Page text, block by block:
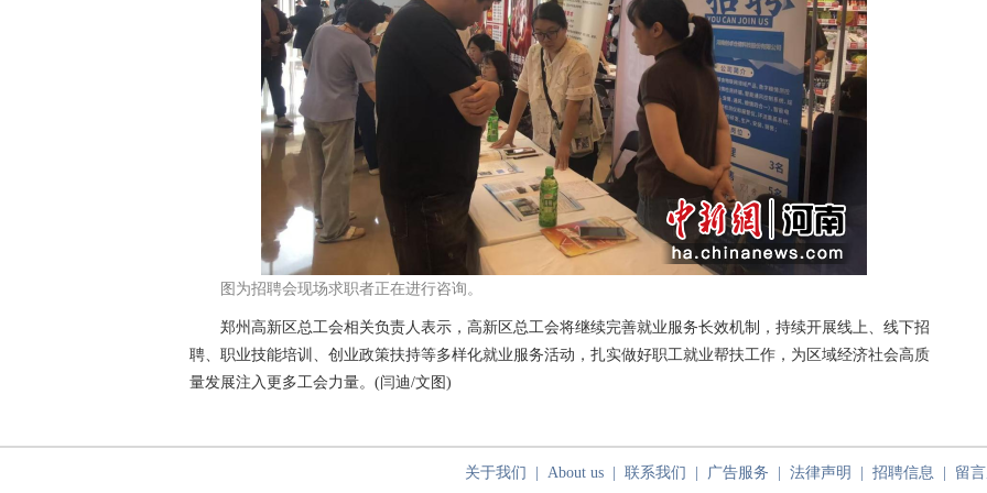
图为招聘会现场求职者正在进行咨询。
郑州高新区总工会相关负责人表示，高新区总工会将继续完善就业服务长效机制，持续开展线上、线下招
聘、职业技能培训、创业政策扶持等多样化就业服务活动，扎实做好职工就业帮扶工作，为区域经济社会高质
量发展注入更多工会力量。(闫迪/文图)
关于我们 About us| 联系我们 广告服务 法律声明 招聘信息 留